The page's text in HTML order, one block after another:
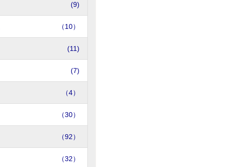
(9)
（10）
(11)
(7)
（4）
（30）
（92）
（32）